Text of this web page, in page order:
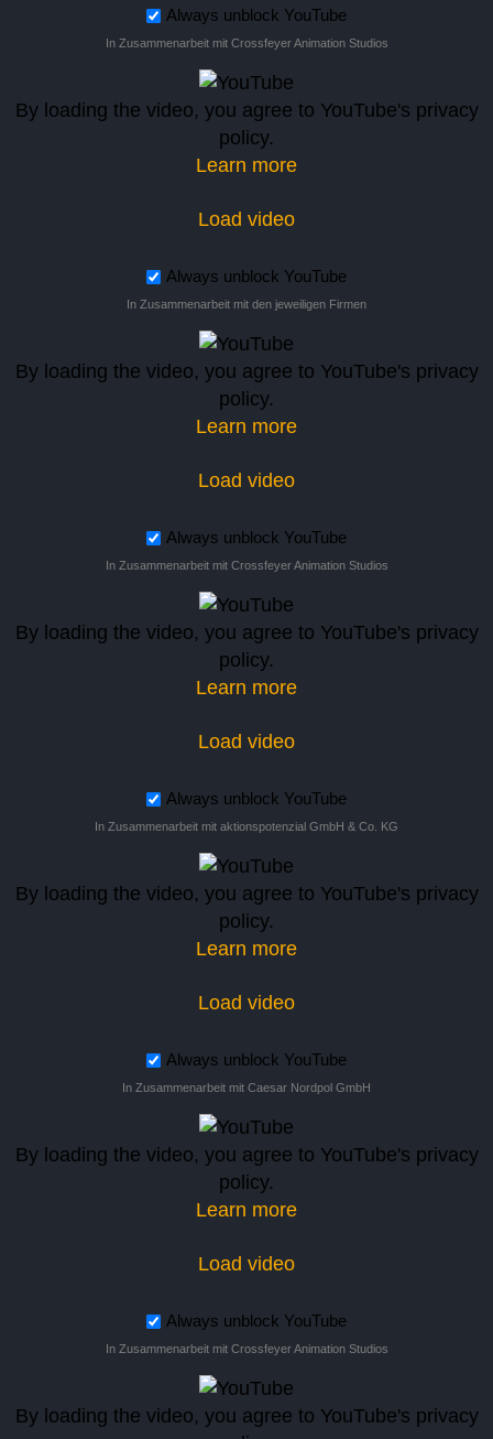
Always unblock YouTube
In Zusammenarbeit mit Crossfeyer Animation Studios
By loading the video, you agree to YouTube's privacy
policy.
Learn more
Load video
Always unblock YouTube
In Zusammenarbeit mit den jeweiligen Firmen
By loading the video, you agree to YouTube's privacy
policy.
Learn more
Load video
Always unblock YouTube
In Zusammenarbeit mit Crossfeyer Animation Studios
By loading the video, you agree to YouTube's privacy
policy.
Learn more
Load video
Always unblock YouTube
In Zusammenarbeit mit aktionspotenzial GmbH & Co. KG
By loading the video, you agree to YouTube's privacy
policy.
Learn more
Load video
Always unblock YouTube
In Zusammenarbeit mit Caesar Nordpol GmbH
By loading the video, you agree to YouTube's privacy
policy.
Learn more
Load video
Always unblock YouTube
In Zusammenarbeit mit Crossfeyer Animation Studios
By loading the video, you agree to YouTube's privacy